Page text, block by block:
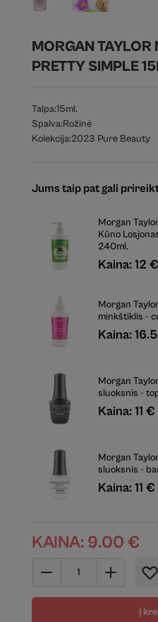
MORGAN TAYLOR
PRETTY SIMPLE
Talpa:15ml.
Spalva:Rožinė
Kolekcija:2023 Pure Beauty
Jums taip pat gali
Morgan
Kūno
240ml.
Kaina: 12 €
Morgan
minkštiklis -
Kaina:
Morgan
sluoksnis -
Kaina: 11 €
Morgan
sluoksnis -
Kaina: 11 €
KAINA: 9.00 €
Į